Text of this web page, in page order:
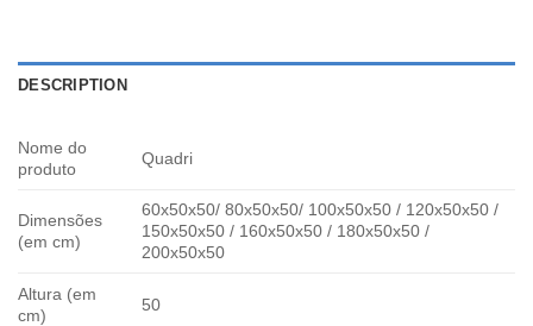
DESCRIPTION
Nome do
produto
Quadri
Dimensões
(em cm)
60x50x50/ 80x50x50/ 100x50x50 / 120x50x50 /
150x50x50 / 160x50x50 / 180x50x50 /
200x50x50
Altura (em
cm)
50